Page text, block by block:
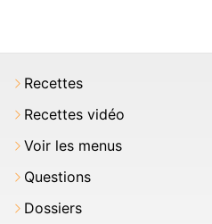
Recettes
Recettes vidéo
Voir les menus
Questions
Dossiers